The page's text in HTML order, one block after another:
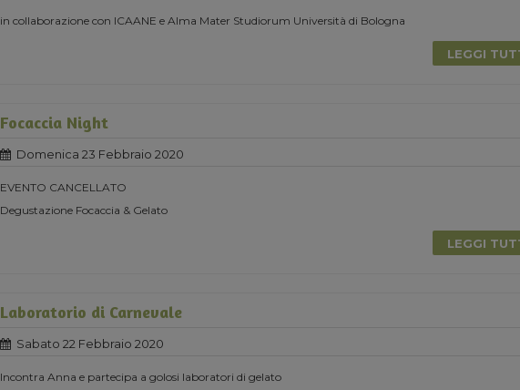
in collaborazione con ICAANE e Alma Mater Studiorum Università di Bologna
LEGGI
Focaccia Night
Domenica 23 Febbraio 2020
EVENTO CANCELLATO
Degustazione Focaccia & Gelato
LEGGI
Laboratorio di Carnevale
Sabato 22 Febbraio 2020
Incontra Anna e partecipa a golosi laboratori di gelato